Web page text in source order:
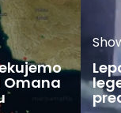
Omana